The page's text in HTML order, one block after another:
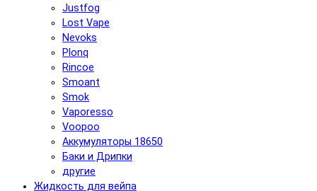
Justfog
Lost Vape
Nevoks
Plonq
Rincoe
Smoant
Smok
Vaporesso
Voopoo
Аккумуляторы 18650
Баки и Дрипки
другие
Жидкость для вейпа